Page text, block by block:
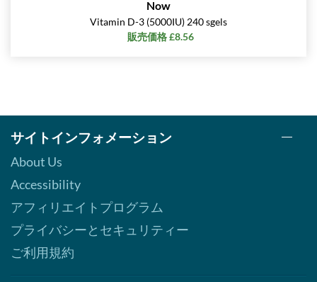
Now
Vitamin D-3 (5000IU) 240 sgels
販売価格 £8.56
サイトインフォメーション
About Us
Accessibility
アフィリエイトプログラム
プライバシーとセキュリティー
ご利用規約